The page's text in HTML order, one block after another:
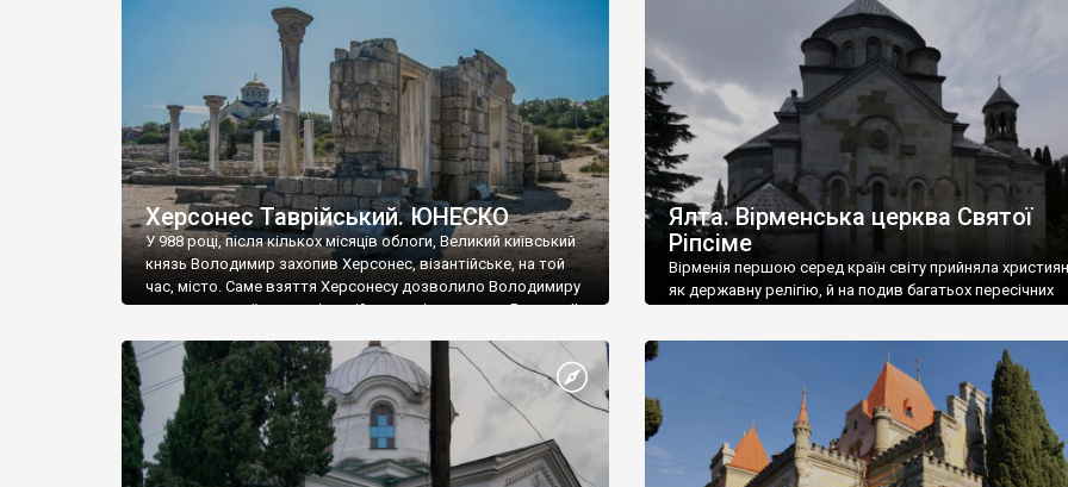
візантійської доби. Раритети викрадені з фондів об’єкту
культурної спадщини ЮНЕСКО «Херсонеса Таврійського».
Офіційно – на виставку «Золото Візантії», але експерти та
влада в Україні вважають це лише […]
називаються «повстяками» (postaki)…” “Вино. Крим
виробляє відмінне вино і його вдосталь: воно все
легке біле і дуже […]
Херсонес Таврійський. ЮНЕСКО
У 988 році, після кількох місяців облоги, Великий київський
князь Володимир захопив Херсонес, візантійське, на той
час, місто. Саме взяття Херсонесу дозволило Володимиру
диктувати свої умови візантійському імператору Василю ІІ,
Херсонесі Володимир-язичник, став Василем-
християнином. А потім було Хрещення Русі. На честь
Херсонесу Таврійського названо місто […]
Ялта. Вірменська церква Святої
Ріпсіме
Вірменія першою серед країн світу прийняла
як державну релігію, й на подив багатьох пересічних